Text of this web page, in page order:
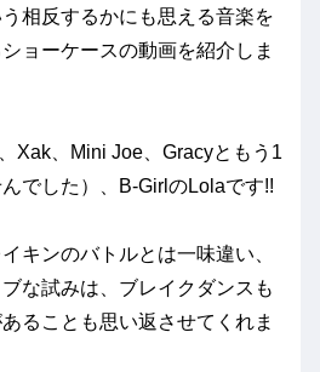
相反するかにも思える音楽を
ョーケースの動画を紹介しま
Xak、Mini Joe、Gracyともう1
でした）、B-GirlのLolaです!!
キンのバトルとは一味違い、
な試みは、ブレイクダンスも
ることも思い返させてくれま